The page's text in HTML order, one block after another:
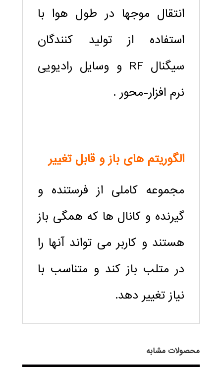
انتقال موجها در طول هوا با
استفاده از تولید کنندگان
سیگنال RF و وسایل رادیویی
نرم افزار-محور .
الگوریتم های باز و قابل تغییر
مجموعه کاملی از فرستنده و
گیرنده و کانال ها که همگی باز
هستند و کاربر می تواند آنها را
در متلب باز کند و متناسب با
نیاز تغییر دهد.
محصولات مشابه